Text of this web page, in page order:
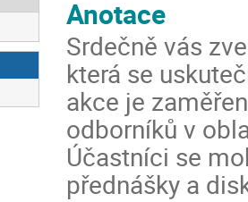
Anotace
Srdečně vás
která se
akce je
odborníků v
Účastníci se
přednášky a